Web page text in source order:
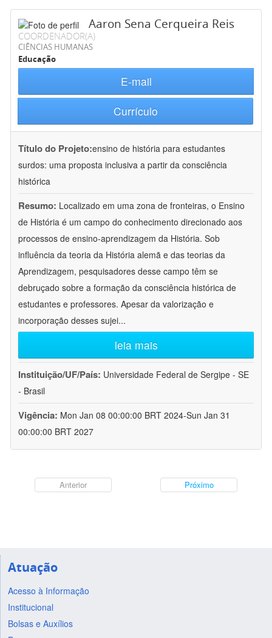
Aaron Sena Cerqueira Reis
COORDENADOR(A)
CIÊNCIAS HUMANAS
Educação
E-mail
Currículo
Título do Projeto:ensino de história para estudantes
surdos: uma proposta inclusiva a partir da consciência
histórica
Resumo: Localizado em uma zona de fronteiras, o Ensino
de História é um campo do conhecimento direcionado aos
processos de ensino-aprendizagem da História. Sob
influência da teoria da História alemã e das teorias da
Aprendizagem, pesquisadores desse campo têm se
debruçado sobre a formação da consciência histórica de
estudantes e professores. Apesar da valorização e
incorporação desses sujei...
leia mais
Instituição/UF/País: Universidade Federal de Sergipe - SE
- Brasil
Vigência: Mon Jan 08 00:00:00 BRT 2024-Sun Jan 31
00:00:00 BRT 2027
Anterior Próximo
Atuação
Acesso à Informação
Institucional
Bolsas e Auxílios